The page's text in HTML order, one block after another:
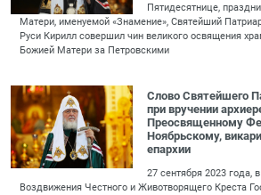
Пятидесятнице,
Матери, именуемой «Знамение», Святейший
Руси Кирилл совершил чин великого освящения
Божией Матери за Петровскими
Слово Святейшего
при вручении
Преосвященному
Ноябрьскому,
епархии
27 сентября 2023 года,
Воздвижения Честного и Животворящего Креста